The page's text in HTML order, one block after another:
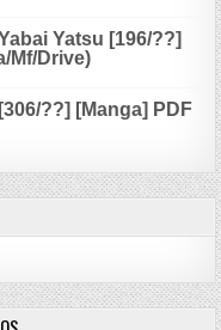
Yatsu [196/??]
Mf/Drive)
??] [Manga] PDF